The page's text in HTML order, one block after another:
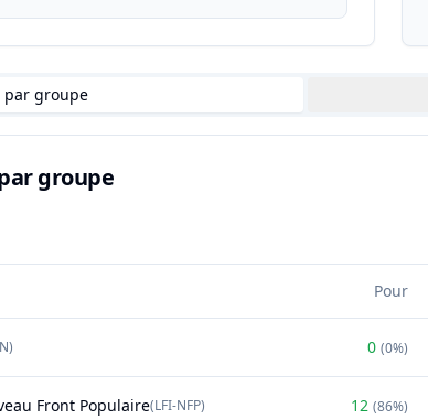
par groupe
groupe
Pour
) 0 (0%)
Front Populaire(LFI-NFP) 12 (86%)